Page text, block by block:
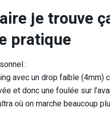
je trouve
pratique
:
avec un drop faible
et donc une foulée sur
où on marche beaucoup